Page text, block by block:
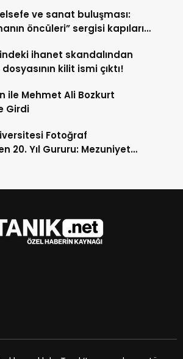
ve sanat buluşması:
öncüleri” sergisi kapılarını
ihanet skandalından
dosyasının kilit ismi çıktı!
ile Mehmet Ali Bozkurt
Girdi
Fotoğraf
20. Yıl Gururu: Mezuniyet